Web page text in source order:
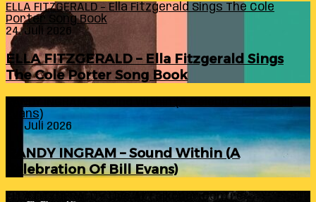
ELLA FITZGERALD – Ella Fitzgerald Sings The Cole
Porter Song Book
24. Juli 2026
ELLA FITZGERALD – Ella Fitzgerald Sings
The Cole Porter Song Book
Evans)
24. Juli 2026
RANDY INGRAM – Sound Within (A
Celebration Of Bill Evans)
ELLA FITZGERALD – Live At Falkoner Centre